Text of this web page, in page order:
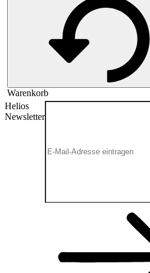
Warenkorb
Helios
Newsletter